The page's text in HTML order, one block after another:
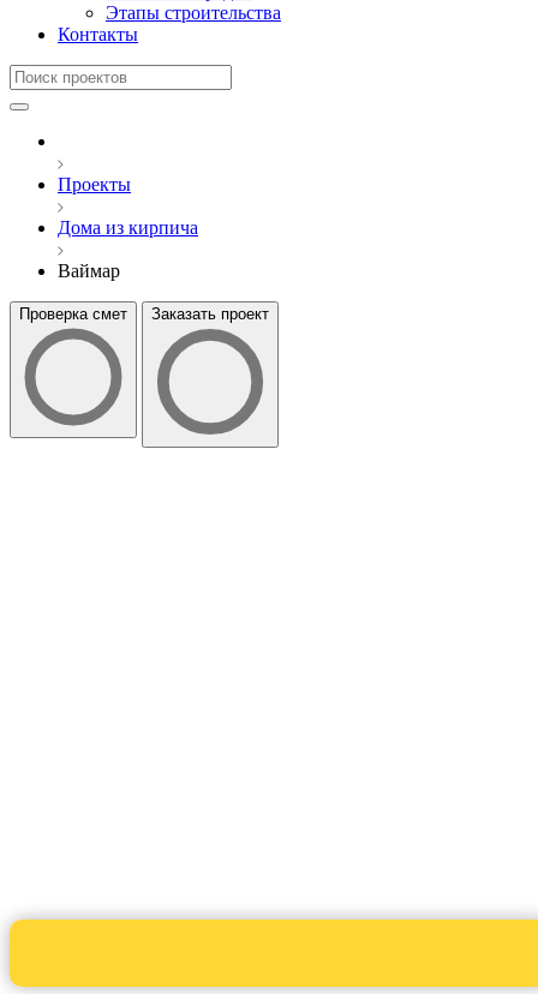
Этапы строительства
Контакты
Проекты
Дома из кирпича
Ваймар
Проверка смет Заказать проект